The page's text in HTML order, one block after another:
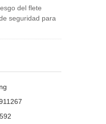
del flete
seguridad para